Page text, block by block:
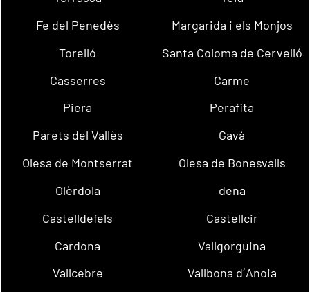
Fe del Penedès
Margarida i els Monjos
Torelló
Santa Coloma de Cervelló
Casserres
Carme
Piera
Perafita
Parets del Vallès
Gavà
Olesa de Montserrat
Olesa de Bonesvalls
Olèrdola
dena
Castelldefels
Castellcir
Cardona
Vallgorguina
Vallcebre
Vallbona d´Anoia